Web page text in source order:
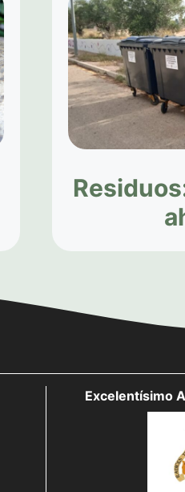
Excelentísimo